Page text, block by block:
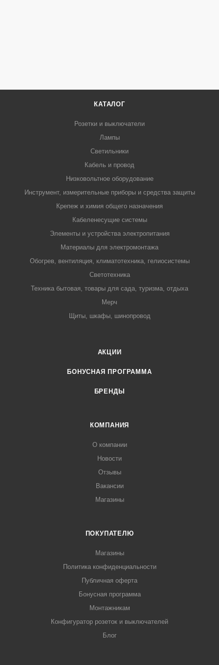
КАТАЛОГ
Розетки и выключатели
Лампы
Светильники
Кабель и провод
Низковольтное оборудование
Инструмент, измерительные приборы и средства защиты
Крепеж и химия общего назначения
Кабеленесущие системы
Элементы и устройства электропитания
Материалы для электромонтажа
Обогрев, вентиляция, климатотехника, гелиосистемы
Светотехника
Техника бытовая, товары для сада, туризма, отдыха
Мерч
Щиты, шкафы, шинопровод
АКЦИИ
БОНУСНАЯ ПРОГРАММА
БРЕНДЫ
КОМПАНИЯ
О компании
Новости
Отзывы
Вакансии
Магазины
ПОКУПАТЕЛЮ
Магазины
Политика конфиденциальности
Публичная оферта
Бонусная программа
Монтажникам
Конфигуратор розеток и выключателей
Блог